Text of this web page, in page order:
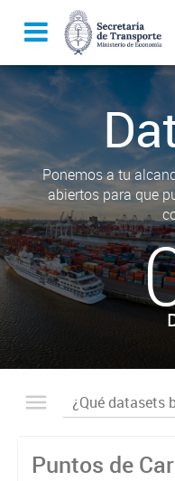
Ponemos a tu
abiertos para que
Puntos de